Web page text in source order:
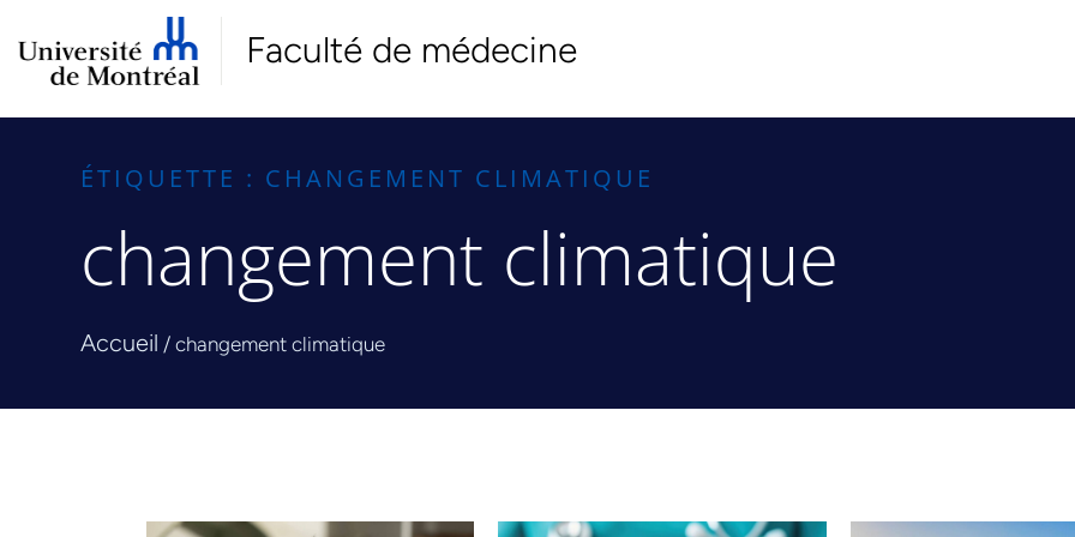
Faculté de médecine
ÉTIQUETTE : CHANGEMENT CLIMATIQUE
changement climatique
Accueil /changement climatique